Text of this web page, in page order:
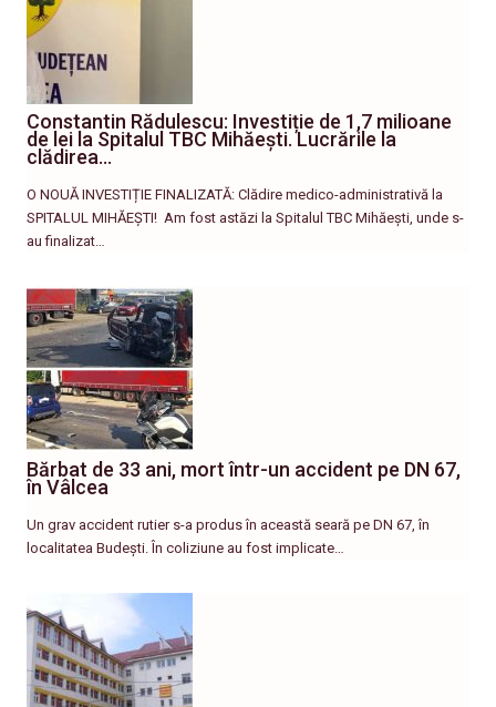
Constantin Rădulescu: Investiție de 1,7 milioane
de lei la Spitalul TBC Mihăești. Lucrările la
clădirea…
O NOUĂ INVESTIȚIE FINALIZATĂ: Clădire medico-administrativă la
SPITALUL MIHĂEȘTI! ​ Am fost astăzi la Spitalul TBC Mihăești, unde s-
au finalizat…
Bărbat de 33 ani, mort într-un accident pe DN 67,
în Vâlcea
Un grav accident rutier s-a produs în această seară pe DN 67, în
localitatea Budești. În coliziune au fost implicate…